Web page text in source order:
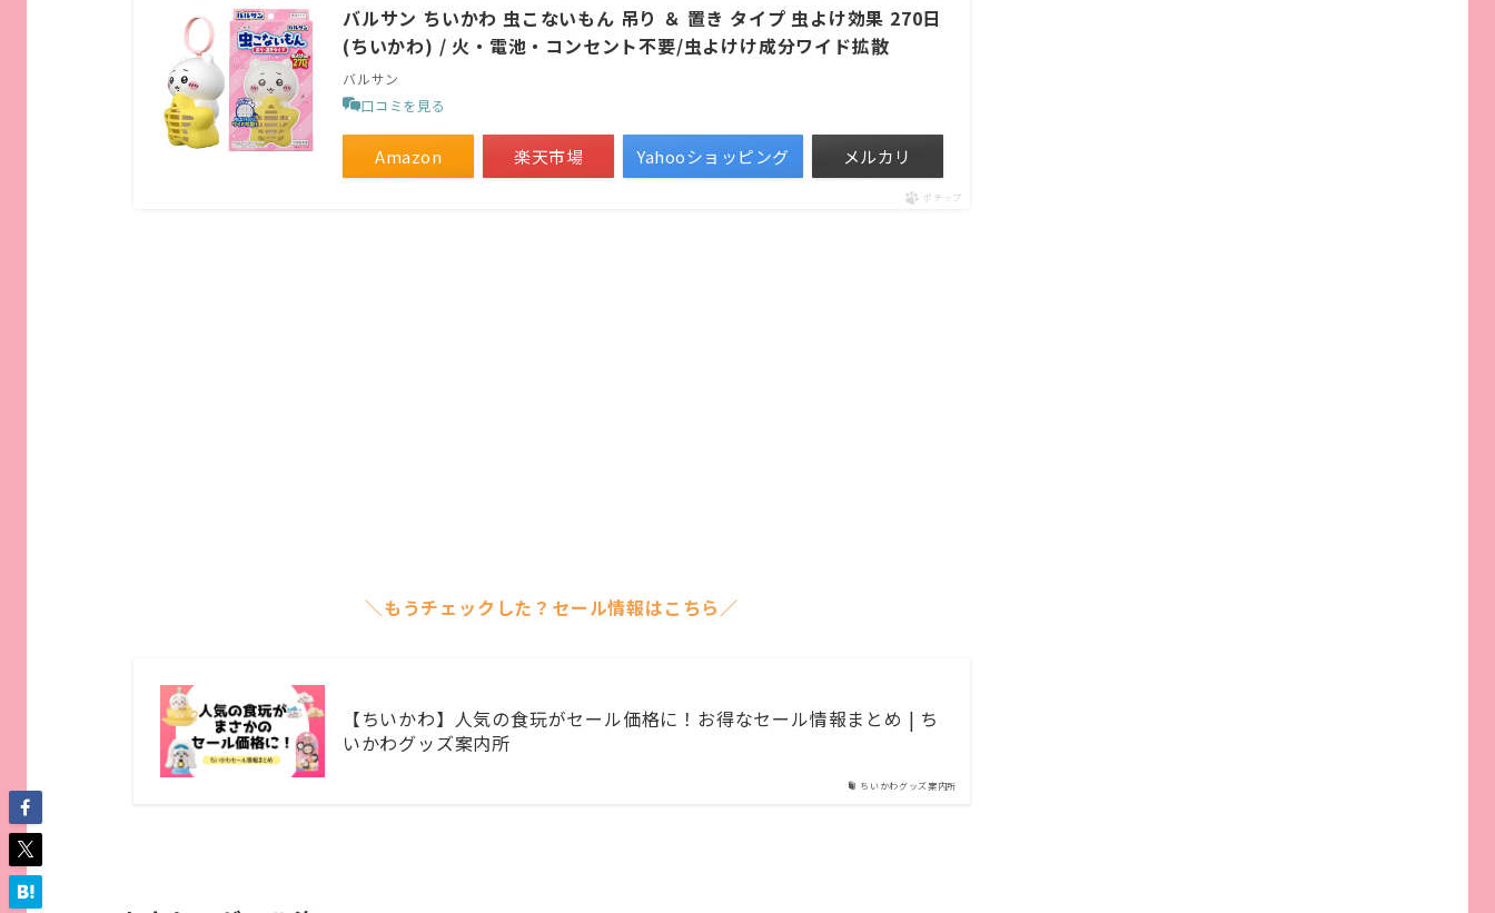
バルサン ちいかわ 虫こないもん 吊り ＆ 置き タイプ 虫よけ効果 270日
(ちいかわ) / 火・電池・コンセント不要/虫よけけ成分ワイド拡散
バルサン
口コミを見る
Amazon 楽天市場 Yahooショッピング メルカリ
ポチップ
＼もうチェックした？セール情報はこちら／
ちいかわグッズ案内所
【ちいかわ】人気の食玩がセール価格に！お得なセール情報まとめ | ち
いかわグッズ案内所